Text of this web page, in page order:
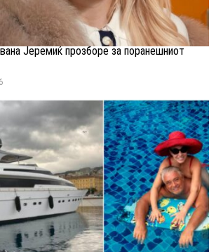
Јеремиќ прозборе за поранешниот